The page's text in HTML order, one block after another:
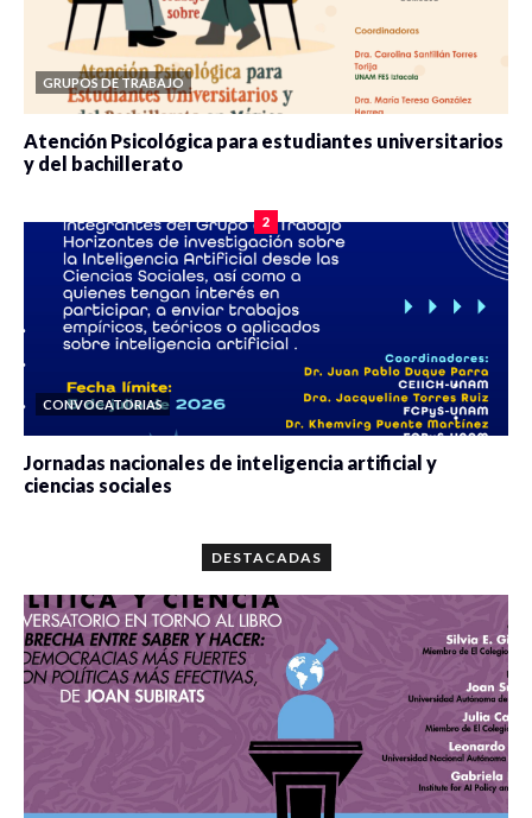
GRUPOS DE TRABAJO
Atención Psicológica para estudiantes universitarios
y del bachillerato
2
CONVOCATORIAS
Jornadas nacionales de inteligencia artificial y
ciencias sociales
DESTACADAS